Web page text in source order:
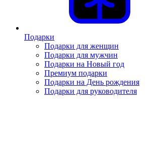
Подарки
Подарки для женщин
Подарки для мужчин
Подарки на Новый год
Премиум подарки
Подарки на День рождения
Подарки для руководителя